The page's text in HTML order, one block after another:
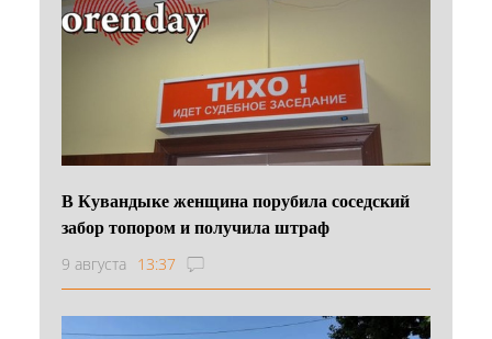
В Кувандыке женщина порубила соседский
забор топором и получила штраф
9 августа 13:37